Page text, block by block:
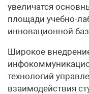
увеличатся
площади учебно-
инновационной
Широкое
технологий
взаимодействия